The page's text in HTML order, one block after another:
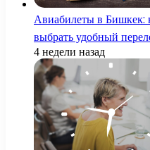
Авиабилеты в Бишкек:
выбрать удобный
4 недели назад